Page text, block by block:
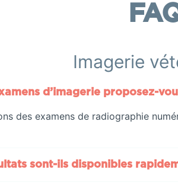
Imagerie
d’imagerie proposez-
des examens de radiographie
sont-ils disponibles